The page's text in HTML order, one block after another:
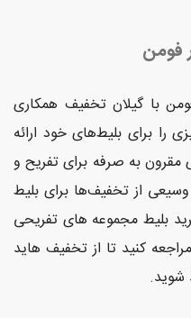
فومن
با گیلان تخفیف همکاری
را برای بلیط‌های خود ارائه
مقرون به صرفه برای تفریح ​​و
از تخفیف‌ها برای بلیط
بلیط مجموعه های تفریحی
کنید تا از تخفیف هاید
شوید.